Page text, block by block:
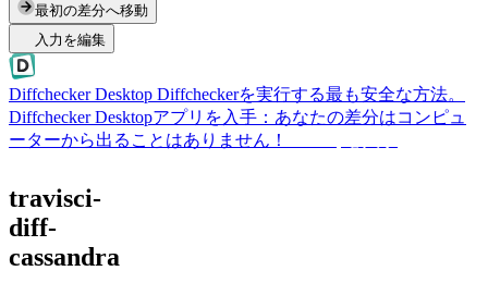
最初の差分へ移動
入力を編集
Diffchecker Desktop Diffcheckerを実行する最も安全な方法。
Diffchecker Desktopアプリを入手：あなたの差分はコンピュ
ーターから出ることはありません！
travisci-
diff-
cassandra